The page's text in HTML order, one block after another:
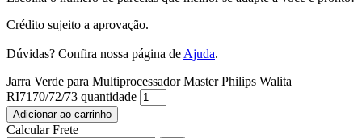
Crédito sujeito a aprovação.
Dúvidas? Confira nossa página deAjuda.
Jarra Verde para Multiprocessador Master Philips Walita
RI7170/72/73 quantidade
Adicionar ao carrinho
Calcular Frete